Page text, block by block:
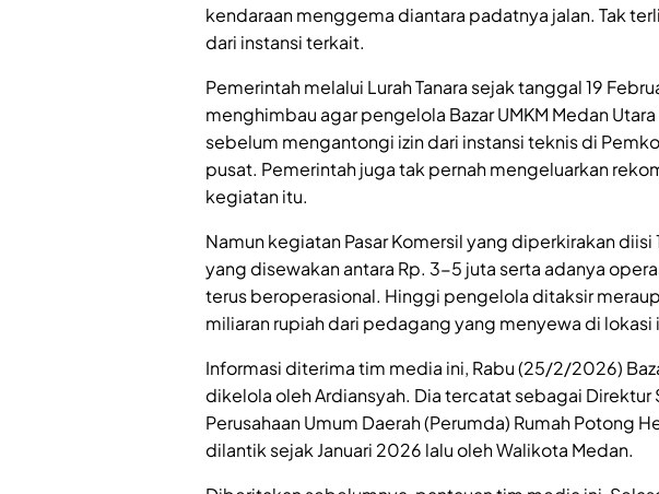
kendaraan menggema diantara padatnya jalan. Tak
dari instansi terkait.
Pemerintah melalui Lurah Tanara sejak tanggal 19
menghimbau agar pengelola Bazar UMKM Medan
sebelum mengantongi izin dari instansi teknis di
pusat. Pemerintah juga tak pernah mengeluarkan
kegiatan itu.
Namun kegiatan Pasar Komersil yang diperkirakan
yang disewakan antara Rp. 3-5 juta serta adanya
terus beroperasional. Hinggi pengelola ditaksir
miliaran rupiah dari pedagang yang menyewa di lokasi
Informasi diterima tim media ini, Rabu (25/2/2026)
dikelola oleh Ardiansyah. Dia tercatat sebagai
Perusahaan Umum Daerah (Perumda) Rumah Potong
dilantik sejak Januari 2026 lalu oleh Walikota Medan.